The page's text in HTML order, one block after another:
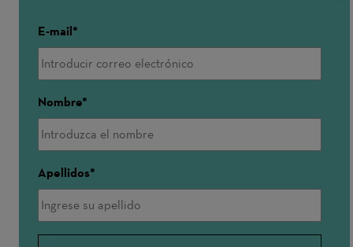
E-mail
Nombre
Apellidos